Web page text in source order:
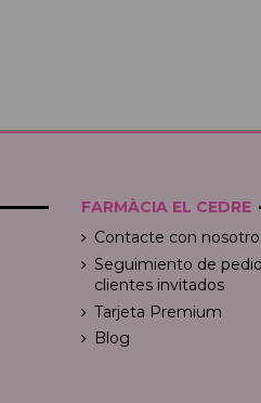
FARMÀCIA EL CEDRE
Contacte con
Seguimiento de
clientes invitados
Tarjeta Premium
Blog